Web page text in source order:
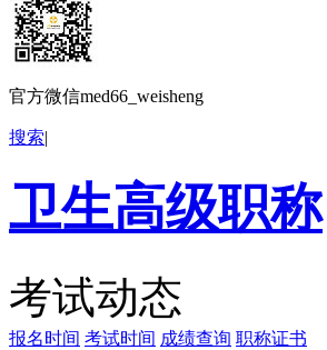
官方微信med66_weisheng
搜索|
卫生高级职称
考试动态
报名时间 考试时间 成绩查询 职称证书